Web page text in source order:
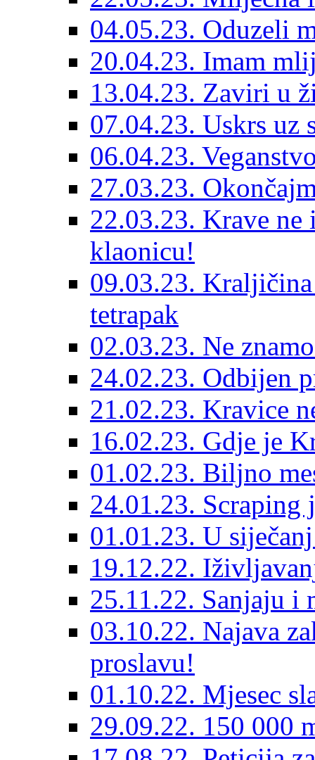
04.05.23. Oduzeli
20.04.23. Imam
13.04.23. Zaviri u
07.04.23. Uskrs uz
06.04.23.
27.03.23.
22.03.23. Krave
klaonicu!
09.03.23.
tetrapak
02.03.23. Ne
24.02.23. Odbijen
21.02.23. Kravice
16.02.23. Gdje je
01.02.23. Biljno
24.01.23. Scraping
01.01.23. U
19.12.22.
25.11.22. Sanjaju i
03.10.22. Najava
proslavu!
01.10.22. Mjesec
29.09.22. 150 000